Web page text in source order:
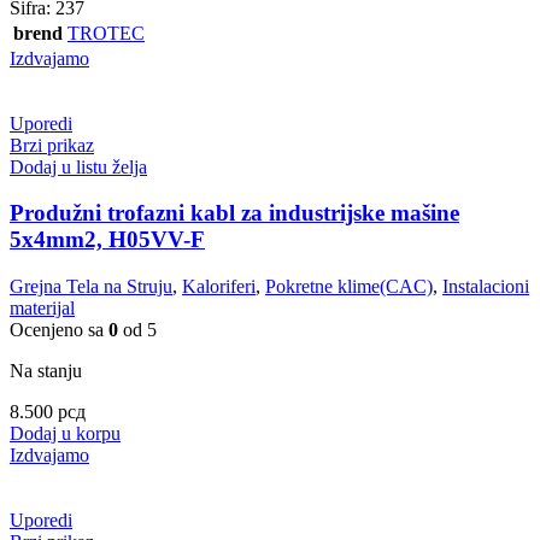
Šifra: 237
brend TROTEC
Izdvajamo
Uporedi
Brzi prikaz
Dodaj u listu želja
Produžni trofazni kabl za industrijske mašine
5x4mm2, H05VV-F
Grejna Tela na Struju, Kaloriferi, Pokretne klime(CAC), Instalacioni
materijal
Ocenjeno sa 0 od 5
Na stanju
8.500 рсд
Dodaj u korpu
Izdvajamo
Uporedi